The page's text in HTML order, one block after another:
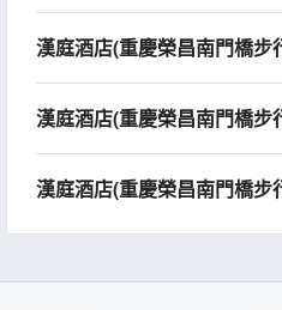
漢庭酒店(重慶榮昌南門橋步
漢庭酒店(重慶榮昌南門橋步
漢庭酒店(重慶榮昌南門橋步